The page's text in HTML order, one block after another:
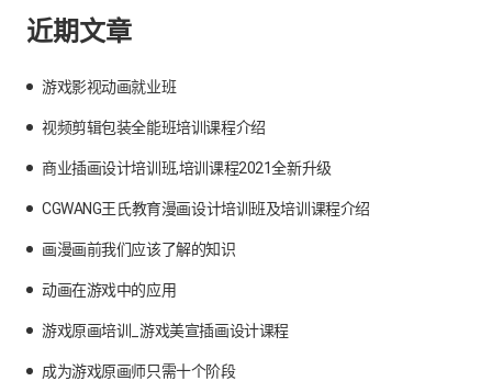
近期文章
游戏影视动画就业班
视频剪辑包装全能班培训课程介绍
商业插画设计培训班,培训课程2021全新升级
CGWANG王氏教育漫画设计培训班及培训课程介绍
画漫画前我们应该了解的知识
动画在游戏中的应用
游戏原画培训_游戏美宣插画设计课程
成为游戏原画师只需十个阶段